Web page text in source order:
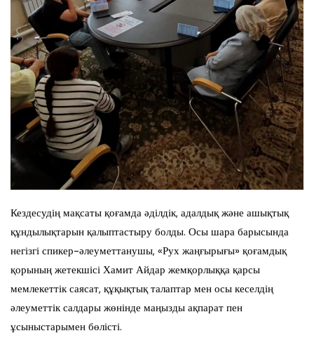
Кездесудің мақсаты қоғамда әділдік, адалдық және ашықтық
құндылықтарын қалыптастыру болды. Осы шара барысында
негізгі спикер-әлеуметтанушы, «Рух жаңғырығы» қоғамдық
қорының жетекшісі Хамит Айдар жемқорлыққа қарсы
мемлекеттік саясат, құқықтық талаптар мен осы кеселдің
әлеуметтік салдары жөнінде маңызды ақпарат пен
ұсыныстарымен бөлісті.